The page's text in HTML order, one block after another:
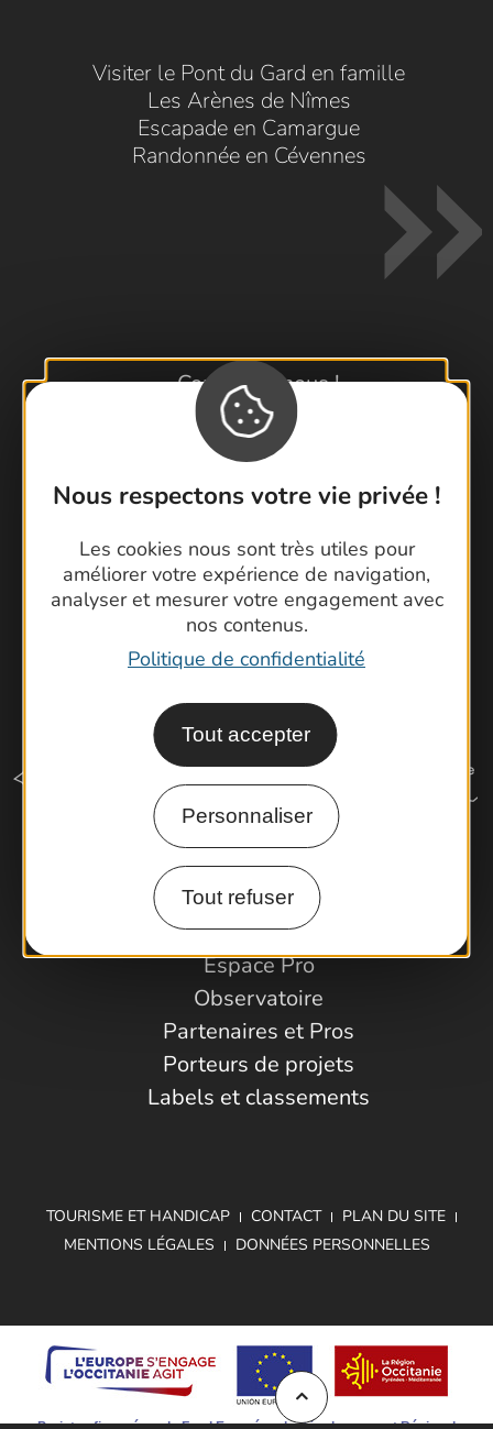
Nous respectons votre vie privée !
Les cookies nous sont très utiles pour
améliorer votre expérience de navigation,
analyser et mesurer votre engagement avec
nos contenus.
Politique de confidentialité
Tout accepter
Personnaliser
Tout refuser
Visiter le Pont du Gard en famille
Les Arènes de Nîmes
Escapade en Camargue
Randonnée en Cévennes
Contactez-nous !
Foire aux questions
Brochures
Cartoguides et Topoguides
Comment venir ?
Espace Pro
Observatoire
Partenaires et Pros
Porteurs de projets
Labels et classements
TOURISME ET HANDICAP CONTACT
PLAN DU SITE
MENTIONS LÉGALES
DONNÉES PERSONNELLES